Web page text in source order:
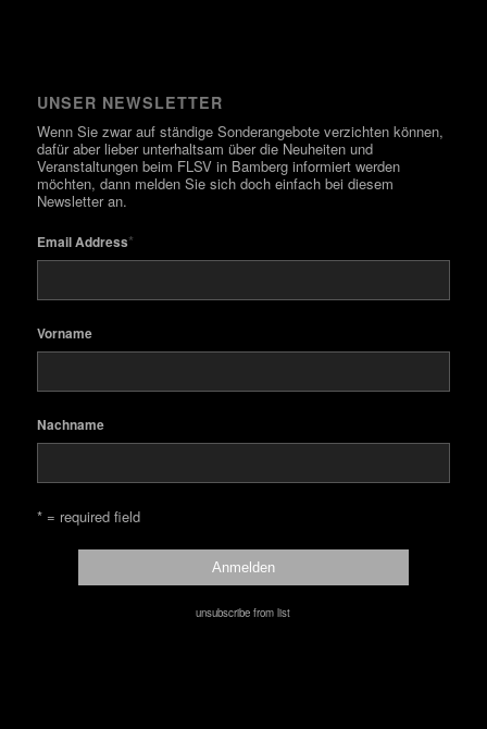
UNSER NEWSLETTER
Wenn Sie zwar auf ständige Sonderangebote verzichten können,
dafür aber lieber unterhaltsam über die Neuheiten und
Veranstaltungen beim FLSV in Bamberg informiert werden
möchten, dann melden Sie sich doch einfach bei diesem
Newsletter an.
Email Address*
Vorname
Nachname
* = required field
unsubscribe from list